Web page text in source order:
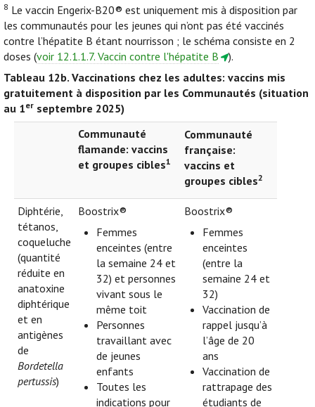
8 Le vaccin Engerix-B20® est uniquement mis à disposition par
les communautés pour les jeunes qui n’ont pas été vaccinés
contre l’hépatite B étant nourrisson ; le schéma consiste en 2
doses (voir 12.1.1.7. Vaccin contre l'hépatite B
).
Tableau 12b. Vaccinations chez les adultes: vaccins mis
gratuitement à disposition par les Communautés (situation
au 1er septembre 2025)
Communauté
flamande: vaccins
et groupes cibles1
Communauté
française:
vaccins et
groupes cibles2
Diphtérie,
tétanos,
coqueluche
(quantité
réduite en
anatoxine
diphtérique
et en
antigènes
de
Bordetella
pertussis)
Boostrix®
Femmes
enceintes (entre
la semaine 24 et
32) et personnes
vivant sous le
même toit
Personnes
travaillant avec
de jeunes
enfants
Toutes les
indications pour
Boostrix®
Femmes
enceintes
(entre la
semaine 24 et
32)
Vaccination de
rappel jusqu’à
l’âge de 20
ans
Vaccination de
rattrapage des
étudiants de